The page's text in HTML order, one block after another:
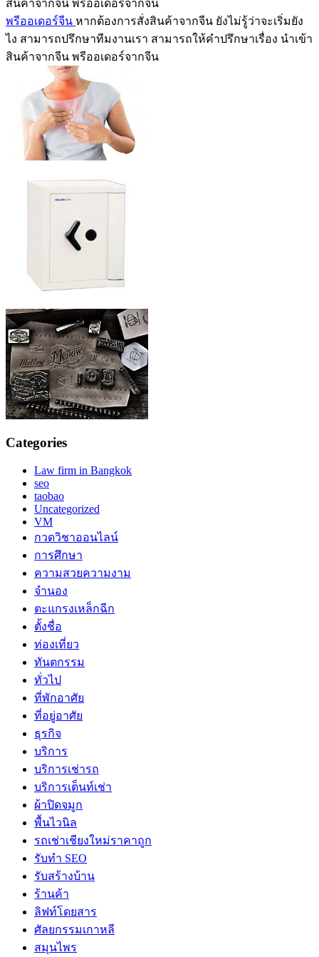
สินค้าจากจีน พรีออเดอร์จากจีน
พรีออเดอร์จีน หากต้องการสั่งสินค้าจากจีน ยังไม่รู้ว่าจะเริ่มยัง
ไง สามารถปรึกษาทีมงานเรา สามารถให้คำปรึกษาเรื่อง นำเข้า
สินค้าจากจีน พรีออเดอร์จากจีน
Categories
Law firm in Bangkok
seo
taobao
Uncategorized
VM
กวดวิชาออนไลน์
การศึกษา
ความสวยความงาม
จำนอง
ตะแกรงเหล็กฉีก
ตั้งชื่อ
ท่องเที่ยว
ทันตกรรม
ทั่วไป
ที่พักอาศัย
ที่อยู่อาศัย
ธุรกิจ
บริการ
บริการเช่ารถ
บริการเต็นท์เช่า
ผ้าปิดจมูก
พื้นไวนิล
รถเช่าเชียงใหม่ราคาถูก
รับทำ SEO
รับสร้างบ้าน
ร้านค้า
ลิฟท์โดยสาร
ศัลยกรรมเกาหลี
สมุนไพร